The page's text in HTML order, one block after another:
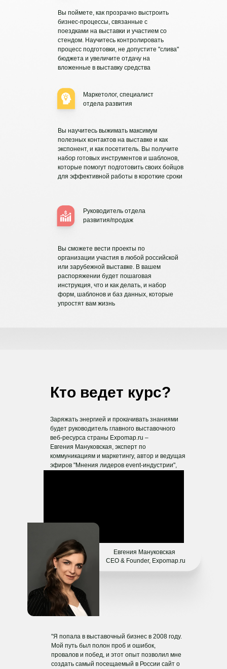
Вы поймете, как прозрачно выстроить
бизнес-процессы, связанные с
поездками на выставки и участием со
стендом. Научитесь контролировать
процесс подготовки, не допустите "слива"
бюджета и увеличите отдачу на
вложенные в выставку средства
Маркетолог, специалист
отдела развития
Руководитель отдела
развития/продаж
Вы сможете вести проекты по
организации участия в любой российской
или зарубежной выставке. В вашем
распоряжении будет пошаговая
инструкция, что и как делать, и набор
форм, шаблонов и баз данных, которые
упростят вам жизнь
Вы научитесь выжимать максимум
полезных контактов на выставке и как
экспонент, и как посетитель. Вы получите
набор готовых инструментов и шаблонов,
которые помогут подготовить своих бойцов
для эффективной работы в короткие сроки
Кто ведет курс?
Заряжать энергией и прокачивать знаниями
будет руководитель главного выставочного
веб-ресурса страны Expomap.ru –
Евгения Мануковская, эксперт по
коммуникациям и маркетингу, автор и ведущая
эфиров "Мнения лидеров event-индустрии",
Евгения Мануковская
CEO & Founder, Expomap.ru
"Я попала в выставочный бизнес в 2008 году.
Мой путь был полон проб и ошибок,
провалов и побед, и этот опыт позволил мне
создать самый посещаемый в России сайт о